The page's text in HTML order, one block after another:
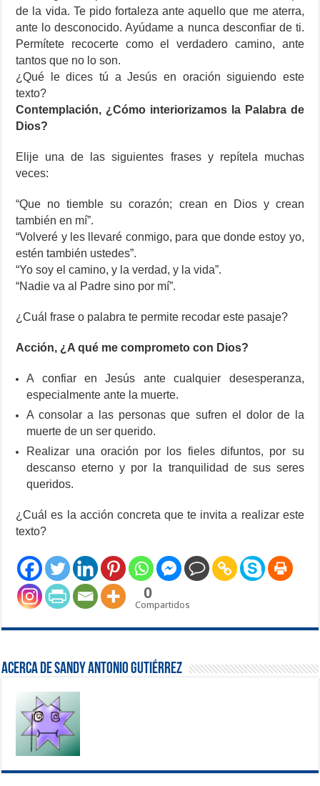
de la vida. Te pido fortaleza ante aquello que me aterra,
ante lo desconocido. Ayúdame a nunca desconfiar de ti.
Permítete recocerte como el verdadero camino, ante
tantos que no lo son.
¿Qué le dices tú a Jesús en oración siguiendo este
texto?
Contemplación, ¿Cómo interiorizamos la Palabra de
Dios?
Elije una de las siguientes frases y repítela muchas
veces:
“Que no tiemble su corazón; crean en Dios y crean
también en mí”.
“Volveré y les llevaré conmigo, para que donde estoy yo,
estén también ustedes”.
“Yo soy el camino, y la verdad, y la vida”.
“Nadie va al Padre sino por mí”.
¿Cuál frase o palabra te permite recodar este pasaje?
Acción, ¿A qué me comprometo con Dios?
A confiar en Jesús ante cualquier desesperanza,
especialmente ante la muerte.
A consolar a las personas que sufren el dolor de la
muerte de un ser querido.
Realizar una oración por los fieles difuntos, por su
descanso eterno y por la tranquilidad de sus seres
queridos.
¿Cuál es la acción concreta que te invita a realizar este
texto?
0
Compartidos
Acerca de Sandy Antonio Gutiérrez